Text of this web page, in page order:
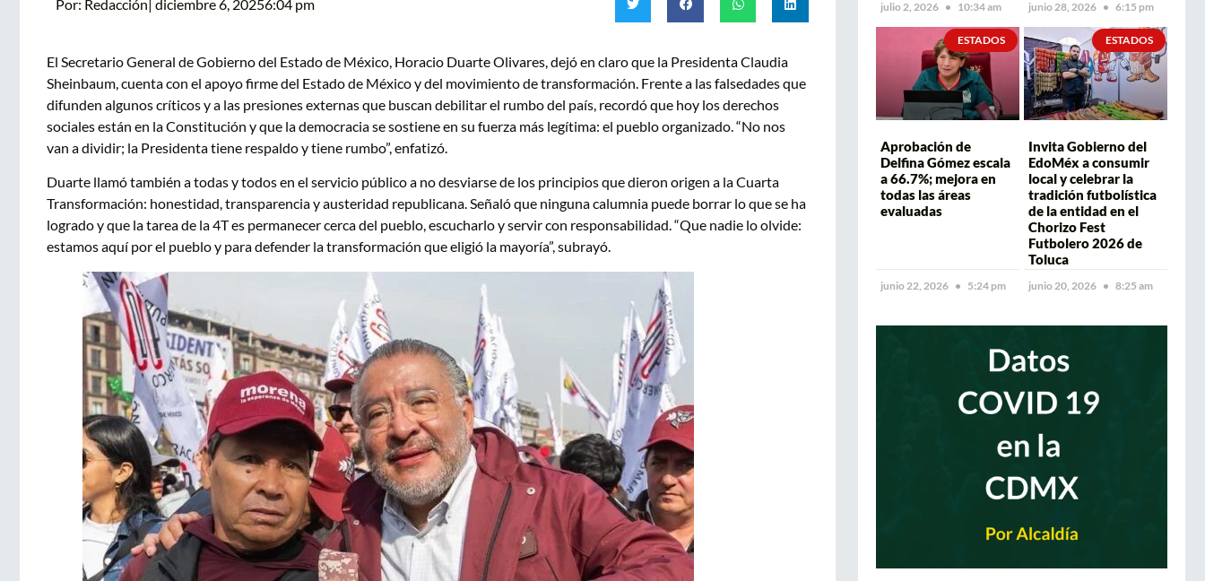
Por: Redacción| diciembre 6, 20256:04 pm
El Secretario General de Gobierno del Estado de México, Horacio Duarte Olivares, dejó en claro que la Presidenta Claudia
Sheinbaum, cuenta con el apoyo firme del Estado de México y del movimiento de transformación. Frente a las falsedades que
difunden algunos críticos y a las presiones externas que buscan debilitar el rumbo del país, recordó que hoy los derechos
sociales están en la Constitución y que la democracia se sostiene en su fuerza más legítima: el pueblo organizado. “No nos
van a dividir; la Presidenta tiene respaldo y tiene rumbo”, enfatizó.
Duarte llamó también a todas y todos en el servicio público a no desviarse de los principios que dieron origen a la Cuarta
Transformación: honestidad, transparencia y austeridad republicana. Señaló que ninguna calumnia puede borrar lo que se ha
logrado y que la tarea de la 4T es permanecer cerca del pueblo, escucharlo y servir con responsabilidad. “Que nadie lo olvide:
estamos aquí por el pueblo y para defender la transformación que eligió la mayoría”, subrayó.
julio 2, 2026 10:34 am junio 28, 2026 6:15 pm
ESTADOS
Aprobación de
Delfina Gómez escala
a 66.7%; mejora en
todas las áreas
evaluadas
junio 22, 2026 5:24 pm
ESTADOS
Invita Gobierno del
EdoMéx a consumir
local y celebrar la
tradición futbolística
de la entidad en el
Chorizo Fest
Futbolero 2026 de
Toluca
junio 20, 2026 8:25 am